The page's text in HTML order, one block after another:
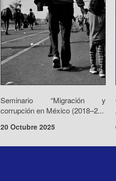
Seminario “Migración y
corrupción en México (2018–2...
20 Octubre 2025